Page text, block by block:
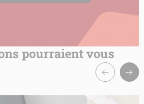
pourraient vous